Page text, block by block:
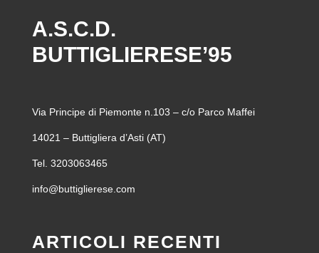
A.S.C.D.
BUTTIGLIERESE’95
Via Principe di Piemonte n.103 – c/o Parco Maffei
14021 – Buttigliera d’Asti (AT)
Tel. 3203063465
info@buttiglierese.com
ARTICOLI RECENTI